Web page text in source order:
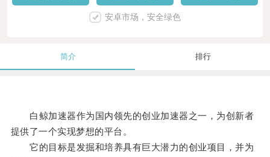
安卓市场，安全绿色
简介 排行
白鲸加速器作为国内领先的创业加速器之一，为创新者
提供了一个实现梦想的平台。
它的目标是发掘和培养具有巨大潜力的创业项目，并为